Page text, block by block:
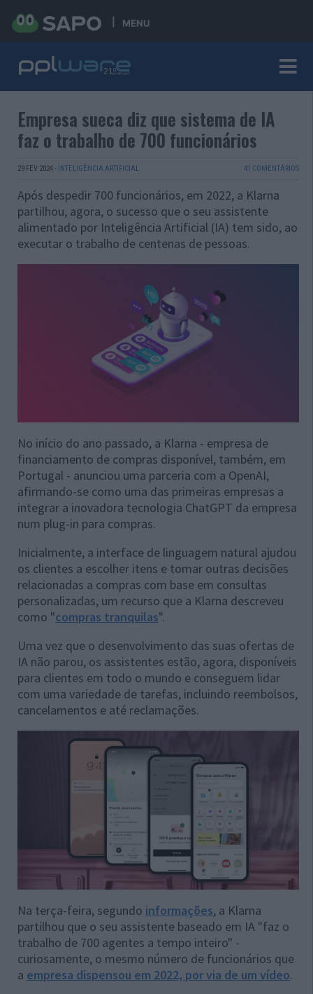
MENU
Empresa sueca diz que sistema de IA
faz o trabalho de 700 funcionários
29 FEV 2024 · INTELIGÊNCIA ARTIFICIAL 41 COMENTÁRIOS
Após despedir 700 funcionários, em 2022, a Klarna
partilhou, agora, o sucesso que o seu assistente
alimentado por Inteligência Artificial (IA) tem sido, ao
executar o trabalho de centenas de pessoas.
No início do ano passado, a Klarna - empresa de
financiamento de compras disponível, também, em
Portugal - anunciou uma parceria com a OpenAI,
afirmando-se como uma das primeiras empresas a
integrar a inovadora tecnologia ChatGPT da empresa
num plug-in para compras.
Inicialmente, a interface de linguagem natural ajudou
os clientes a escolher itens e tomar outras decisões
relacionadas a compras com base em consultas
personalizadas, um recurso que a Klarna descreveu
como "compras tranquilas".
Uma vez que o desenvolvimento das suas ofertas de
IA não parou, os assistentes estão, agora, disponíveis
para clientes em todo o mundo e conseguem lidar
com uma variedade de tarefas, incluindo reembolsos,
cancelamentos e até reclamações.
Na terça-feira, segundo informações, a Klarna
partilhou que o seu assistente baseado em IA "faz o
trabalho de 700 agentes a tempo inteiro" -
curiosamente, o mesmo número de funcionários que
a empresa dispensou em 2022, por via de um vídeo.